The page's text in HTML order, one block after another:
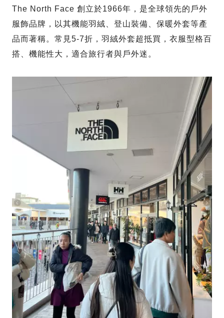
The North Face 創立於1966年，是全球領先的戶外
服飾品牌，以其機能羽絨、登山裝備、保暖外套等產
品而著稱。常見5-7折，羽絨外套超抵買，衣服型格百
搭、機能性大，適合旅行者與戶外迷。